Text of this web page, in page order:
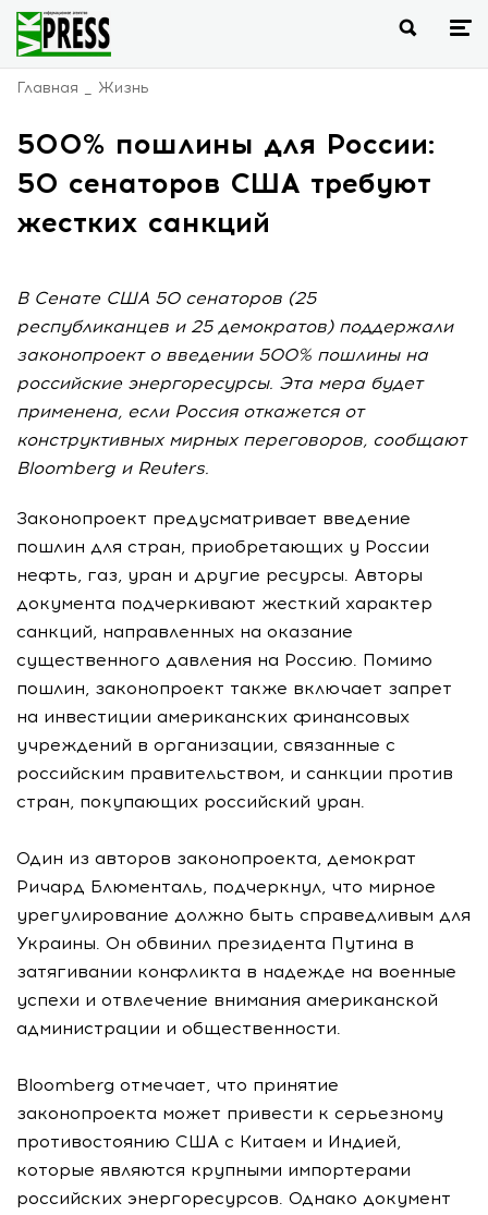
Главная Жизнь
500% пошлины для России:
50 сенаторов США требуют
жестких санкций
В Сенате США 50 сенаторов (25
республиканцев и 25 демократов) поддержали
законопроект о введении 500% пошлины на
российские энергоресурсы. Эта мера будет
применена, если Россия откажется от
конструктивных мирных переговоров, сообщают
Bloomberg и Reuters.
Законопроект предусматривает введение
пошлин для стран, приобретающих у России
нефть, газ, уран и другие ресурсы. Авторы
документа подчеркивают жесткий характер
санкций, направленных на оказание
существенного давления на Россию. Помимо
пошлин, законопроект также включает запрет
на инвестиции американских финансовых
учреждений в организации, связанные с
российским правительством, и санкции против
стран, покупающих российский уран.
Один из авторов законопроекта, демократ
Ричард Блюменталь, подчеркнул, что мирное
урегулирование должно быть справедливым для
Украины. Он обвинил президента Путина в
затягивании конфликта в надежде на военные
успехи и отвлечение внимания американской
администрации и общественности.
Bloomberg отмечает, что принятие
законопроекта может привести к серьезному
противостоянию США с Китаем и Индией,
которые являются крупными импортерами
российских энергоресурсов. Однако документ